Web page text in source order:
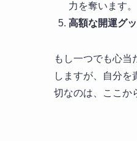
力を奪います。
高額な開運グ
もし一つでも心当
しますが、自分を
切なのは、ここか